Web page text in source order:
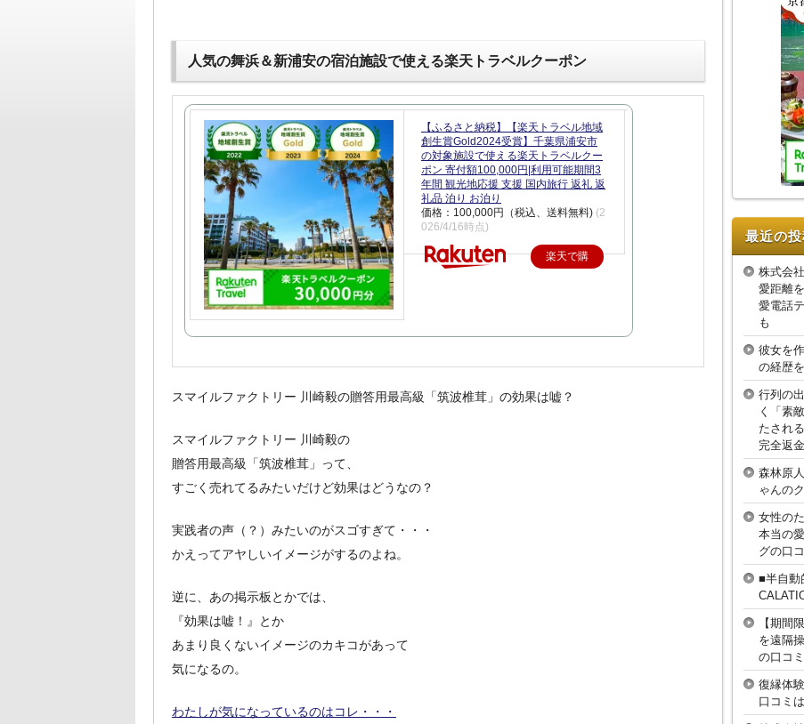
人気の舞浜＆新浦安の宿泊施設で使える楽天トラベルクーポン
【ふるさと納税】【楽天トラベル地域
創生賞Gold2024受賞】千葉県浦安市
の対象施設で使える楽天トラベルクー
ポン 寄付額100,000円|利用可能期間3
年間 観光地応援 支援 国内旅行 返礼 返
礼品 泊り お泊り
価格：100,000円（税込、送料無料) (2
026/4/16時点)
楽天で購
スマイルファクトリー 川崎毅の贈答用最高級「筑波椎茸」の効果は嘘？
スマイルファクトリー 川崎毅の
贈答用最高級「筑波椎茸」って、
すごく売れてるみたいだけど効果はどうなの？
実践者の声（？）みたいのがスゴすぎて・・・
かえってアヤしいイメージがするのよね。
逆に、あの掲示板とかでは、
『効果は嘘！』とか
あまり良くないイメージのカキコがあって
気になるの。
わたしが気になっているのはコレ・・・
最近の投
株式会
愛距離
愛電話
も
彼女を
の経歴
行列の
く「素
たされ
完全返
森林原
ゃんの
女性の
本当の
グの口
■半自動
【期間
を遠隔
の口コミ
復縁体
口コミ